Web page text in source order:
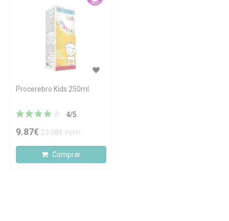
Procerebro Kids 250ml
4/5
9.87€ 23.08€ PVPR
Comprar